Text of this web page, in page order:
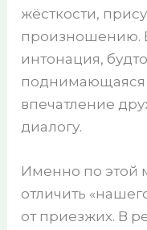
жёсткости,
произношению.
интонация,
поднимающаяся
впечатление
диалогу.
Именно по этой
отличить
от приезжих. В